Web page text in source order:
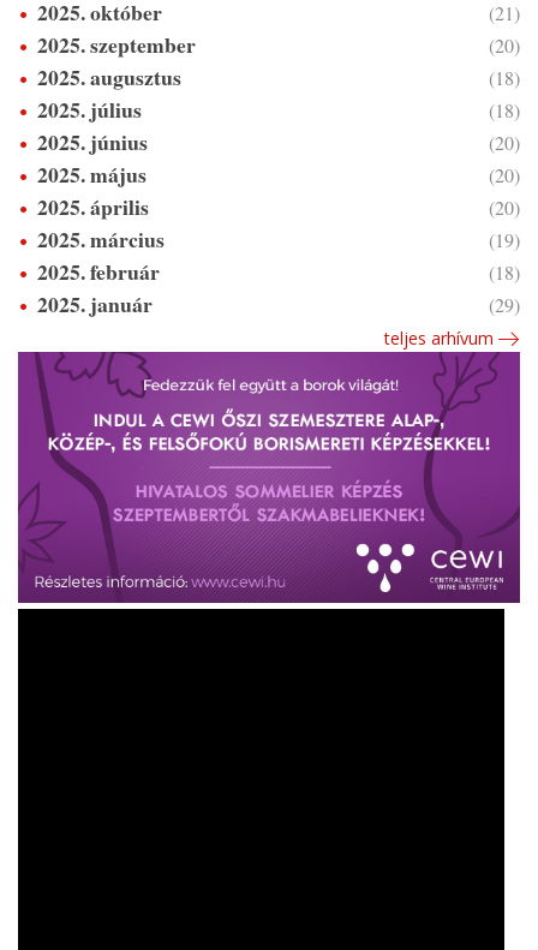
2025. október (21)
2025. szeptember (20)
2025. augusztus (18)
2025. július (18)
2025. június (20)
2025. május (20)
2025. április (20)
2025. március (19)
2025. február (18)
2025. január (29)
teljes arhívum